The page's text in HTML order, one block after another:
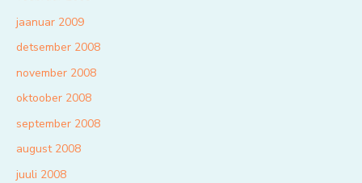
jaanuar 2009
detsember 2008
november 2008
oktoober 2008
september 2008
august 2008
juuli 2008